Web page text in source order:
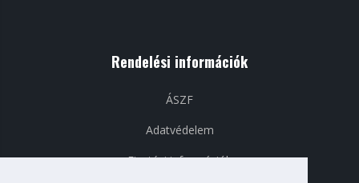
Rendelési információk
ÁSZF
Adatvédelem
Fizetési információk